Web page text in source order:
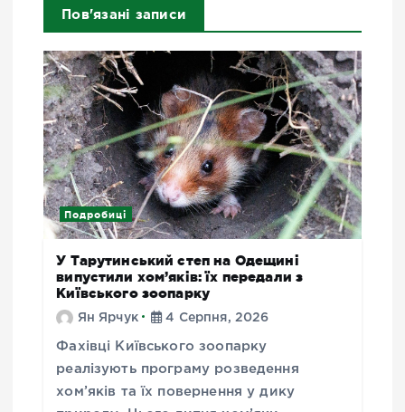
Пов'язані записи
Подробиці
У Тарутинський степ на Одещині
випустили хом’яків: їх передали з
Київського зоопарку
Ян Ярчук 4 Серпня, 2026
Фахівці Київського зоопарку
реалізують програму розведення
хом’яків та їх повернення у дику